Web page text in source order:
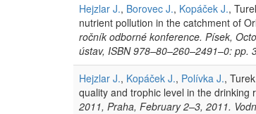
Hejzlar J., Borovec J., Kopáček J.,
nutrient pollution in the catchment of
ročník odborné konference. Písek,
ústav, ISBN 978–80–260–2491–0: pp.
Hejzlar J., Kopáček J., Polívka J.,
quality and trophic level in the drinking
2011, Praha, February 2–3, 2011.